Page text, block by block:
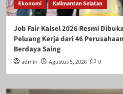
Ekonomi Kalimantan Selatan
Job Fair Kalsel 2026 Resmi
Peluang Kerja dari 46
Berdaya Saing
admin Agustus 5, 2026 0